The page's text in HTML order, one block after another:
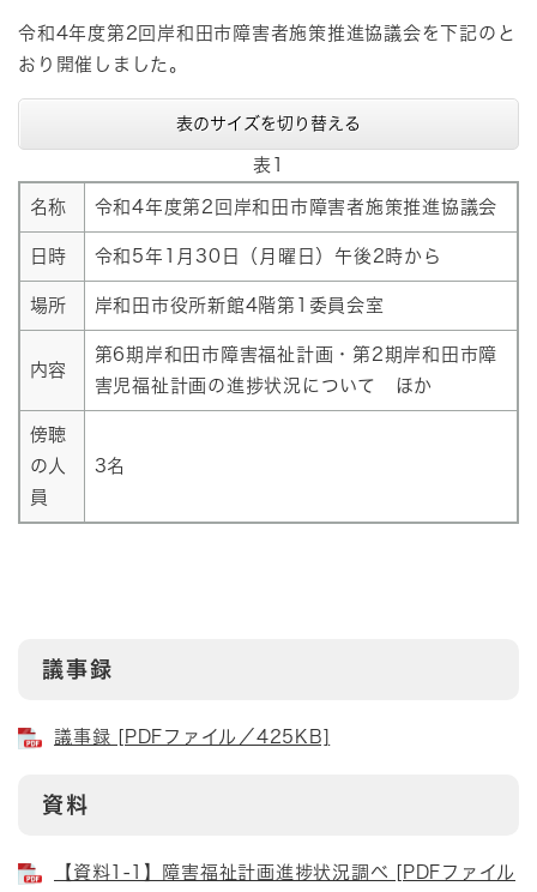
令和4年度第2回岸和田市障害者施策推進協議会を下記のと
おり開催しました 。
表のサイズを切り替える
表1
名称 令和4年度第2回岸和田市障害者施策推進協議会
日時 令和5年1月30日（月曜日）午後2時から
場所 岸和田市役所新館4階第1委員会室
内容
第6期岸和田市障害福祉計画・第2期岸和田市障
害児福祉計画の進捗状況について ほか
傍聴
の人
員
3名
議事録
議事録 [PDFファイル／425KB]
資料
【資料1-1】障害福祉計画進捗状況調べ [PDFファイル